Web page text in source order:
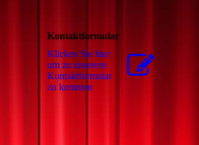
Kontaktformular
Klicken Sie hier
um zu unserem
Kon­takt­for­mu­lar
zu kommen